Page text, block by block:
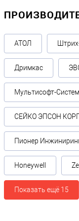
АТОЛ
Дримкас
Мультисофт-
СЕЙКО ЭПСОН
Пионер
Honeywell
Показать ещё 15